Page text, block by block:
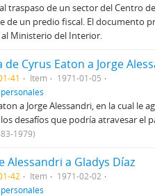
traspaso de un sector del Centro
de un predio fiscal. El documento
Ministerio del Interior.
41 Item
1971-01-05
a Jorge Alessandri, en la cual le
desafíos que podría atravesar el
1979)
Alessandri a Gladys Díaz
42 Item
1971-02-02